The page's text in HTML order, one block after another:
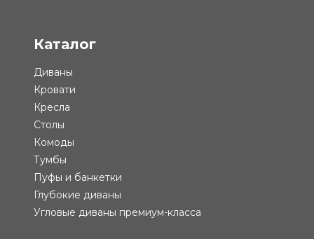
Каталог
Диваны
Кровати
Кресла
Столы
Комоды
Тумбы
Пуфы и банкетки
Глубокие диваны
Угловые диваны премиум-класса